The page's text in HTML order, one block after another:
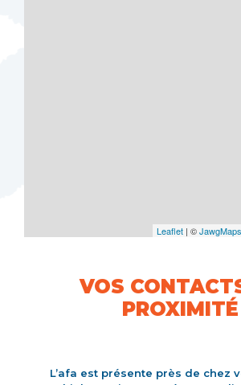
Leaflet | ©JawgMaps
VOS
PROXIMITÉ
L’afa est présente près de chez